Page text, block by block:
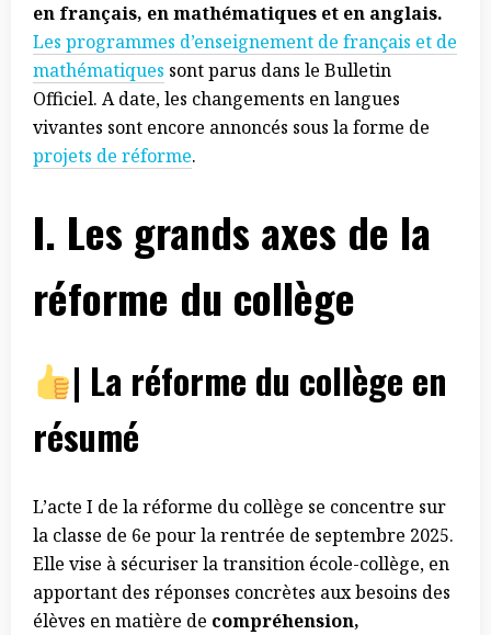
en français, en mathématiques et en anglais.
Les programmes d’enseignement de français et de
mathématiques sont parus dans le Bulletin
Officiel. A date, les changements en langues
vivantes sont encore annoncés sous la forme de
projets de réforme.
I. Les grands axes de la
réforme du collège
| La réforme du collège en
résumé
L’acte I de la réforme du collège se concentre sur
la classe de 6e pour la rentrée de septembre 2025.
Elle vise à sécuriser la transition école-collège, en
apportant des réponses concrètes aux besoins des
élèves en matière de compréhension,